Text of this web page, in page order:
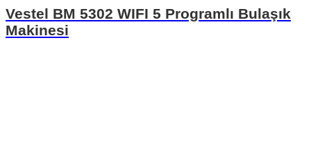
Vestel BM 5302 WIFI 5 Programlı Bulaşık
Makinesi